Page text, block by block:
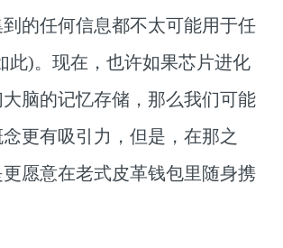
的任何信息都不太可能用于任
此)。现在，也许如果芯片进化
脑的记忆存储，那么我们可能
更有吸引力，但是，在那之
愿意在老式皮革钱包里随身携